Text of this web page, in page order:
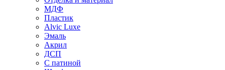
МДФ
Пластик
Alvic Luxe
Эмаль
Акрил
ДСП
С патиной